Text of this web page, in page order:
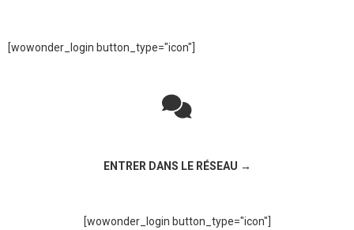
[wowonder_login button_type="icon"]
ENTRER DANS LE RÉSEAU →
[wowonder_login button_type="icon"]